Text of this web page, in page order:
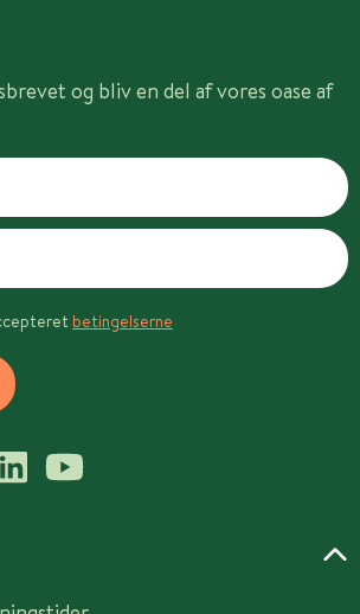
og bliv en del af vores oase af
betingelserne